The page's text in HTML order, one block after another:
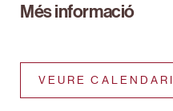
Més informació
VEURE CALENDARI